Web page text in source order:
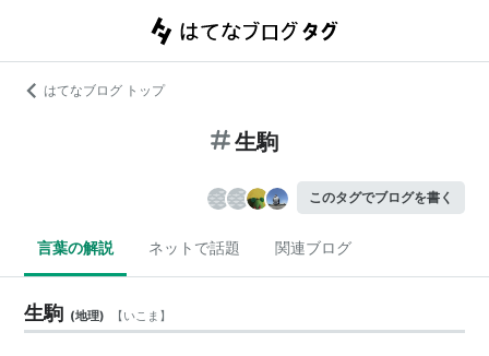
はてなブログ トップ
生駒
このタグでブログを書く
言葉の解説 ネットで話題 関連ブログ
生駒 (地理) 【いこま 】